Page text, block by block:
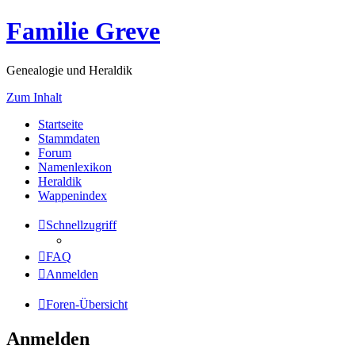
Familie Greve
Genealogie und Heraldik
Zum Inhalt
Startseite
Stammdaten
Forum
Namenlexikon
Heraldik
Wappenindex
Schnellzugriff
FAQ
Anmelden
Foren-Übersicht
Anmelden